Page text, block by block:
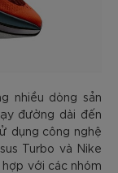
nhiều dòng sản
đường dài đến
dụng công nghệ
Turbo và Nike
với các nhóm